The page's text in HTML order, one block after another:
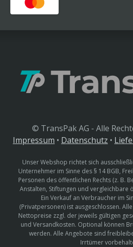
© TransPak AG - Alle
Impressum • Datenschutz •
Unser Webshop richtet sich
Unternehmer im Sinne des § 14 BGB,
Personen des öffentlichen Rechts (z. B.
Anstalten, Stiftungen und vergleichbare
Ein Verkauf an Verbraucher im
(Privatpersonen) ist ausgeschlossen.
Nettopreise zzgl. der jeweils gültigen
und Versandkosten. Optional können
werden. Alle Angebote sind
Irrtümer